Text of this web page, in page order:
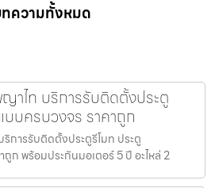
ความทั้งหมด
าไท บริการรับติดตั้งประตู
บครบวงจร ราคาถูก
การรับติดตั้งประตูรีโมท ประตู
ก พร้อมประกันมอเตอร์ 5 ปี อะไหล่ 2